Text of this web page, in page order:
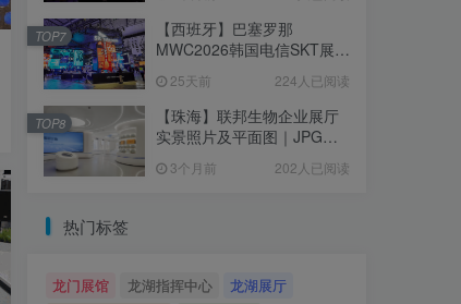
【西班牙】巴塞罗那
MWC2026韩国电信SKT展台
个｜16.51M
25天前 224人已阅读
TOP7
【珠海】联邦生物企业展厅
实景照片及平面图｜JPG｜
3个月前 202人已阅读
TOP8
热门标签
龙门展馆 龙湖指挥中心
龙湖展厅